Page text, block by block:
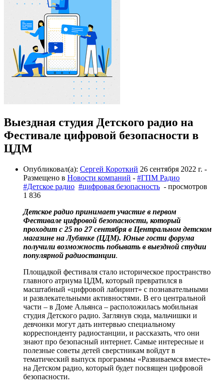
Выездная студия Детского радио на
Фестивале цифровой безопасности в
ЦДМ
Опубликовал(а): Сергей Короткий 26 сентября 2022 г. -
Размещено в Новости компаний - #ГПМ Радио
#Детское радио #цифровая безопасность - просмотров
1 836
Детское радио принимает участие в первом
Фестивале цифровой безопасности, который
проходит с 25 по 27 сентября в Центральном детском
магазине на Лубянке (ЦДМ). Юные гости форума
получили возможность побывать в выездной студии
популярной радиостанции.
Площадкой фестиваля стало историческое пространство
главного атриума ЦДМ, который превратился в
масштабный «цифровой лабиринт» с познавательными
и развлекательными активностями. В его центральной
части – в Доме Альянса – расположилась мобильная
студия Детского радио. Заглянув сюда, мальчишки и
девчонки могут дать интервью специальному
корреспонденту радиостанции, и рассказать, что они
знают про безопасный интернет. Самые интересные и
полезные советы детей сверстникам войдут в
тематический выпуск программы «Развиваемся вместе»
на Детском радио, который будет посвящен цифровой
безопасности.